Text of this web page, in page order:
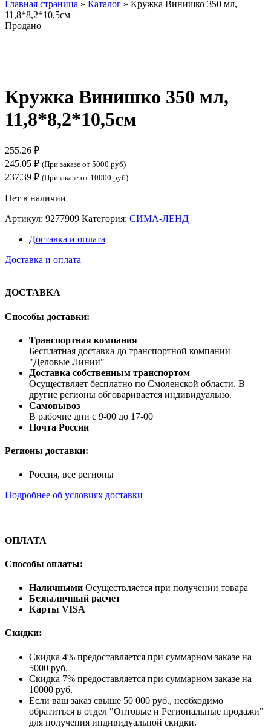
Главная страница » Каталог » Кружка Винишко 350 мл,
11,8*8,2*10,5см
Продано
Кружка Винишко 350 мл,
11,8*8,2*10,5см
255.26 ₽
245.05 ₽ (При заказе от 5000 руб)
237.39 ₽ (Призаказе от 10000 руб)
Нет в наличии
Артикул: 9277909 Категория: СИМА-ЛЕНД
Доставка и оплата
Доставка и оплата
ДОСТАВКА
Способы доставки:
Транспортная компания
Бесплатная доставка до транспортной компании
"Деловые Линии"
Доставка собственным транспортом
Осуществляет бесплатно по Смоленской области. В
другие регионы обговаривается индивидуально.
Самовывоз
В рабочие дни с 9-00 до 17-00
Почта России
Регионы доставки:
Россия, все регионы
Подробнее об условиях доставки
ОПЛАТА
Способы оплаты:
Наличными Осуществляется при получении товара
Безналичный расчет
Карты VISA
Скидки:
Скидка 4% предоставляется при суммарном заказе на
5000 руб.
Скидка 7% предоставляется при суммарном заказе на
10000 руб.
Если ваш заказ свыше 50 000 руб., необходимо
обратиться в отдел "Оптовые и Региональные продажи"
для получения индивидуальной скидки.